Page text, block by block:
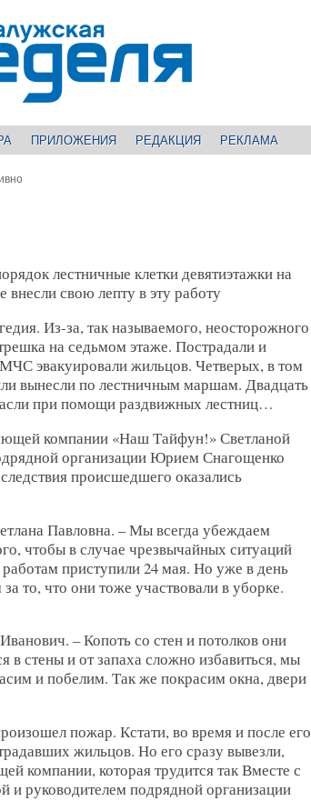
ПРИЛОЖЕНИЯ РЕДАКЦИЯ РЕКЛАМА
лестничные клетки девятиэтажки на
свою лепту в эту работу
Из-за, так называемого, неосторожного
на седьмом этаже. Пострадали и
эвакуировали жильцов. Четверых, в том
вынесли по лестничным маршам. Двадцать
при помощи раздвижных лестниц…
компании «Наш Тайфун!» Светланой
организации Юрием Снагощенко
происшедшего оказались
Павловна. – Мы всегда убеждаем
чтобы в случае чрезвычайных ситуаций
приступили 24 мая. Но уже в день
то, что они тоже участвовали в уборке.
– Копоть со стен и потолков они
в стены и от запаха сложно избавиться, мы
и побелим. Так же покрасим окна, двери
пожар. Кстати, во время и после его
жильцов. Но его сразу вывезли,
компании, которая трудится так Вместе с
руководителем подрядной организации